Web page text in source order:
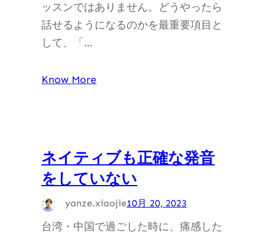
ッスンではありません。どうやったら
話せるようになるのかを最重要項目と
して、「…
Know More
ネイティブも正確な発音
をしていない
yanze.xiaojie10月 20, 2023
台湾・中国で過ごした時に、痛感した